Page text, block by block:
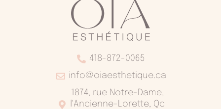
418-872-0065
info@oiaesthetique.ca
1874, rue Notre-Dame,
l'Ancienne-Lorette, Qc